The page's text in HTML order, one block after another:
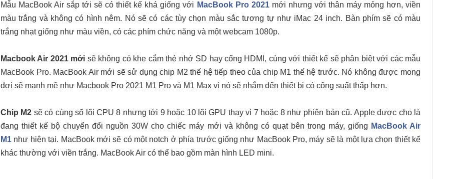
Mẫu ‌MacBook Air‌ sắp tới sẽ có thiết kế khá giống với MacBook Pro 2021mới nhưng với thân máy mỏng hơn, viền
màu trắng và không có hình nêm. Nó sẽ có các tùy chọn màu sắc tương tự như iMac 24 inch. Bàn phím sẽ có màu
trắng nhạt giống như màu viền, có các phím chức năng và một webcam 1080p.
Macbook Air 2021 mới sẽ không có khe cắm thẻ nhớ SD hay cổng HDMI, cùng với thiết kế sẽ phân biệt với các mẫu
MacBook Pro. ‌MacBook Air‌ mới sẽ sử dụng chip M2 thế hệ tiếp theo của chip M1 thế hệ trước. Nó không được mong
đợi sẽ mạnh mẽ như ‌Macbook Pro 2021 M1‌ Pro và ‌M1‌ Max vì nó sẽ nhắm đến thiết bị có công suất thấp hơn.
Chip ‌M2‌ sẽ có cùng số lõi CPU 8 nhưng tới 9 hoặc 10 lõi GPU thay vì 7 hoặc 8 như phiên bản cũ. Apple được cho là
đang thiết kế bộ chuyển đổi nguồn 30W cho chiếc máy mới và không có quạt bên trong máy, giống ‌ MacBook Air‌
M1‌ ‌như hiện tại. MacBook mới sẽ có một notch ở phía trước giống như MacBook Pro, máy sẽ là một lựa chọn thiết kế
khác thường với viền trắng. ‌MacBook Air‌ có thể bao gồm màn hình LED mini.